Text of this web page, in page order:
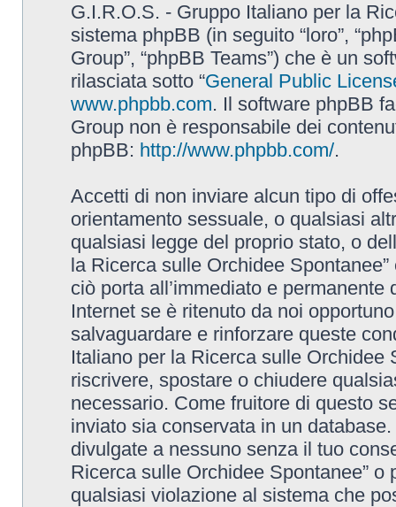
G.I.R.O.S. - Gruppo Italiano per la
sistema phpBB (in seguito “loro”,
Group”, “phpBB Teams”) che è un
rilasciata sotto “General Public
www.phpbb.com. Il software phpBB
Group non è responsabile dei
phpBB: http://www.phpbb.com/.
Accetti di non inviare alcun tipo di
orientamento sessuale, o qualsiasi
qualsiasi legge del proprio stato, o
la Ricerca sulle Orchidee
ciò porta all’immediato e
Internet se è ritenuto da noi
salvaguardare e rinforzare queste
Italiano per la Ricerca sulle Orchidee
riscrivere, spostare o chiudere
necessario. Come fruitore di questo
inviato sia conservata in un
divulgate a nessuno senza il tuo
Ricerca sulle Orchidee Spontanee”
qualsiasi violazione al sistema che